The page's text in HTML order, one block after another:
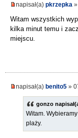
napisał(a) pkrzepka
Witam wszystkich
kilka minut temu i
miejscu.
napisał(a) benito5 »
gonzo
Witam.
plaży.